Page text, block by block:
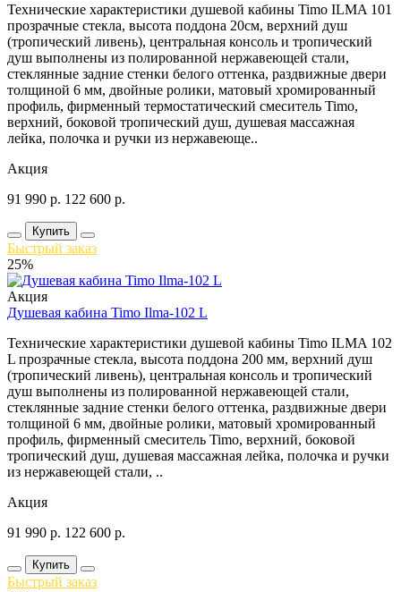
Технические характеристики душевой кабины Timo ILMA 101
прозрачные стекла, высота поддона 20см, верхний душ
(тропический ливень), центральная консоль и тропический
душ выполнены из полированной нержавеющей стали,
стеклянные задние стенки белого оттенка, раздвижные двери
толщиной 6 мм, двойные ролики, матовый хромированный
профиль, фирменный термостатический смеситель Timo,
верхний, боковой тропический душ, душевая массажная
лейка, полочка и ручки из нержавеюще..
Акция
91 990 р. 122 600 р.
Купить
Быстрый заказ
25%
Акция
Душевая кабина Timo Ilma-102 L
Технические характеристики душевой кабины Timo ILMA 102
L прозрачные стекла, высота поддона 200 мм, верхний душ
(тропический ливень), центральная консоль и тропический
душ выполнены из полированной нержавеющей стали,
стеклянные задние стенки белого оттенка, раздвижные двери
толщиной 6 мм, двойные ролики, матовый хромированный
профиль, фирменный смеситель Timo, верхний, боковой
тропический душ, душевая массажная лейка, полочка и ручки
из нержавеющей стали, ..
Акция
91 990 р. 122 600 р.
Купить
Быстрый заказ